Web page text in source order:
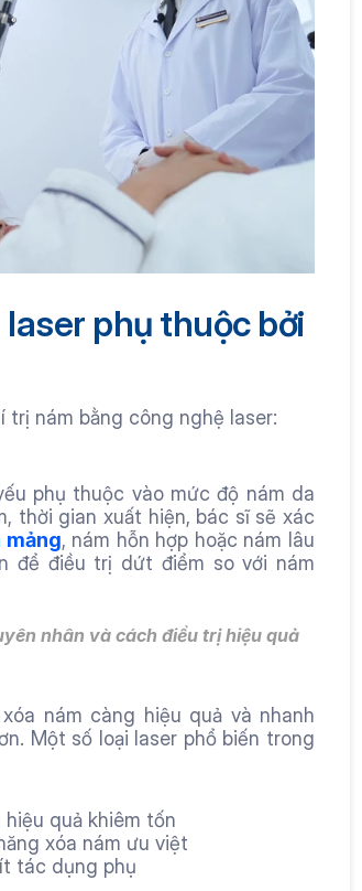
phụ thuộc bởi
trị nám bằng công nghệ laser:
phụ thuộc vào mức độ nám da
thời gian xuất hiện, bác sĩ sẽ xác
mảng, nám hỗn hợp hoặc nám lâu
để điều trị dứt điểm so với nám
nhân và cách điều trị hiệu quả
nám càng hiệu quả và nhanh
Một số loại laser phổ biến trong
quả khiêm tốn
xóa nám ưu việt
tác dụng phụ